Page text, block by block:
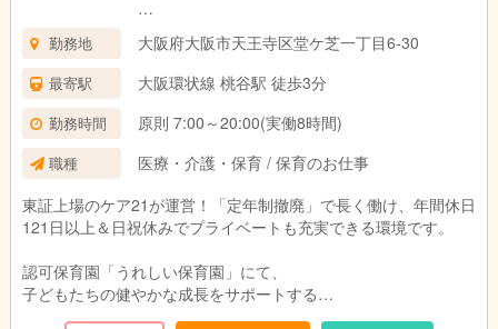
■基本給 170,000円
・資格手当(保育士) 11,000円
・経験給 30,000円～46,500円（社内経験給含
む）
・業態手当 40,000円
（固定残業代14時間分として ※超過分は別途支
試用期間：3ヶ月(同条件)
勤務地 大阪府大阪市天王寺区堂ケ芝一丁目6-30
最寄駅 大阪環状線 桃谷駅 徒歩3分
勤務時間 原則 7:00～20:00(実働8時間)
職種
医療・介護・保育 / 保育のお仕事
東証上場のケア21が運営！「定年制撤廃」で長く働け、年間休日
121日以上＆日祝休みでプライベートも充実できる環境です。
認可保育園「うれしい保育園」にて、
子どもたちの健やかな成長をサポートする
保育業務全般をお任せします。